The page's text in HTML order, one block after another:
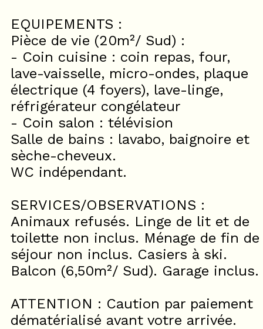
EQUIPEMENTS :
Pièce de vie (20m²/ Sud) :
- Coin cuisine : coin repas, four,
lave-vaisselle, micro-ondes, plaque
électrique (4 foyers), lave-linge,
réfrigérateur congélateur
- Coin salon : télévision
Salle de bains : lavabo, baignoire et
sèche-cheveux.
WC indépendant.
SERVICES/OBSERVATIONS :
Animaux refusés. Linge de lit et de
toilette non inclus. Ménage de fin de
séjour non inclus. Casiers à ski.
Balcon (6,50m²/ Sud). Garage inclus.
ATTENTION : Caution par paiement
dématérialisé avant votre arrivée.